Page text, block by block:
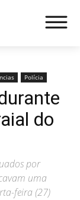
Polícia
do
por
uma
feira (27)